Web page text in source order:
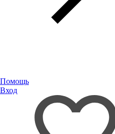
Помощь
Вход